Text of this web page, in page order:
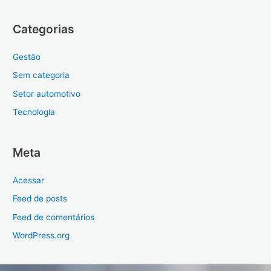
Categorias
Gestão
Sem categoria
Setor automotivo
Tecnologia
Meta
Acessar
Feed de posts
Feed de comentários
WordPress.org